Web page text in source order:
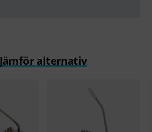
Jämför alternativ